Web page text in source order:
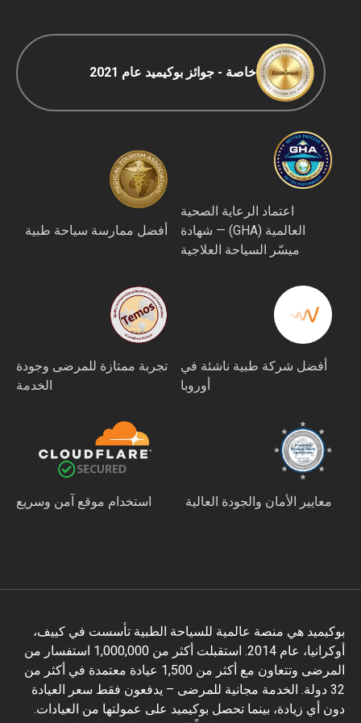
خاصة - جوائز بوكيميد عام 2021
اعتماد الرعاية الصحية
العالمية (GHA) — شهادة
ميسّر السياحة العلاجية
أفضل ممارسة سياحة طبية
أفضل شركة طبية ناشئة في
أوروبا
تجربة ممتازة للمرضى وجودة
الخدمة
معايير الأمان والجودة العالية استخدام موقع آمن وسريع
بوكيميد هي منصة عالمية للسياحة الطبية تأسست في كييف،
أوكرانيا، عام 2014. استقبلت أكثر من 1,000,000 استفسار من
المرضى وتتعاون مع أكثر من 1,500 عيادة معتمدة في أكثر من
32 دولة. الخدمة مجانية للمرضى – يدفعون فقط سعر العيادة
دون أي زيادة، بينما تحصل بوكيميد على عمولتها من العيادات.